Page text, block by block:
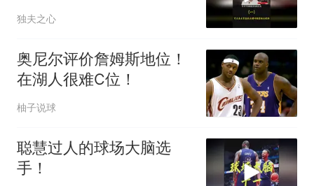
历史的（一）
独夫之心
奥尼尔评价詹姆斯地位！
在湖人很难C位！
柚子说球
聪慧过人的球场大脑选
手！